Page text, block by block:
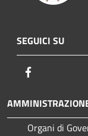
SEGUICI SU
Organi di